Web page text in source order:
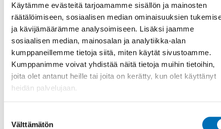
Käytämme evästeitä tarjoamamme sisällön ja mainosten
räätälöimiseen, sosiaalisen median ominaisuuksien
ja kävijämäärämme analysoimiseen. Lisäksi jaamme
sosiaalisen median, mainosalan ja analytiikka-alan
kumppaneillemme tietoja siitä, miten käytät sivustoamme.
Kumppanimme voivat yhdistää näitä tietoja muihin tietoihin,
joita olet antanut heille tai joita on kerätty, kun olet käyttänyt
heidän palvelujaan.
valinta
Välttämätön
HYVINVOINTIPOLITIIKKA
21 huhti 2021
Debatt: Brist på arbetskraft är ett hot mot den
nordiska välfärdsmodellen
Det här är en debattartikel som publiceras i Dagens
Medicin 21 april 2021 [...]